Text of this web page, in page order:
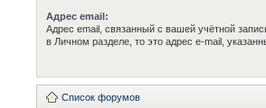
Адрес email:
Адрес email, связанный с вашей учётной
в Личном разделе, то это адрес e-mail,
Список форумов